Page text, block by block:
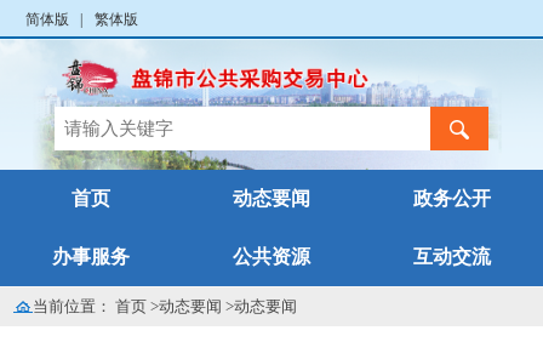
简体版 繁体版
首页 动态要闻 政务公开
办事服务 公共资源 互动交流
当前位置：首页 >动态要闻 >动态要闻